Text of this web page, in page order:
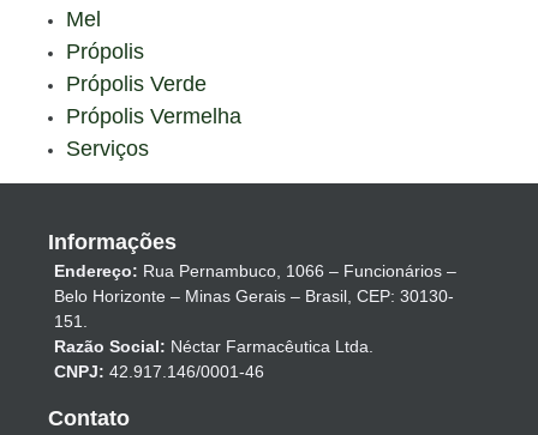
Mel
Própolis
Própolis Verde
Própolis Vermelha
Serviços
Informações
Endereço: Rua Pernambuco, 1066 – Funcionários –
Belo Horizonte – Minas Gerais – Brasil, CEP: 30130-
151.
Razão Social: Néctar Farmacêutica Ltda.
CNPJ: 42.917.146/0001-46
Contato